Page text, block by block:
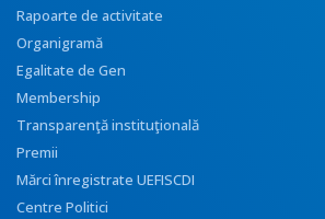
Rapoarte de activitate
Organigramă
Egalitate de Gen
Membership
Transparenţă instituţională
Premii
Mărci înregistrate UEFISCDI
Centre Politici